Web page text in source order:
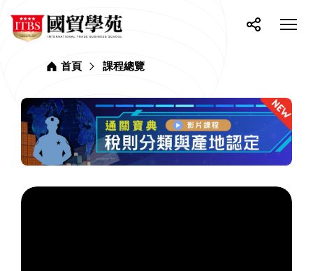
ITBS
國
貿
站
主
選
首頁 課程總覽